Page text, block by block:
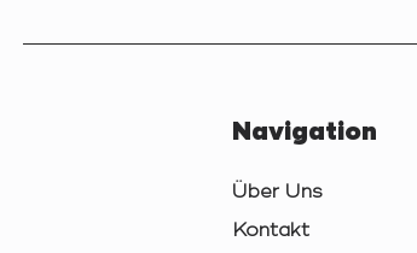
Navigation
Über Uns
Kontakt